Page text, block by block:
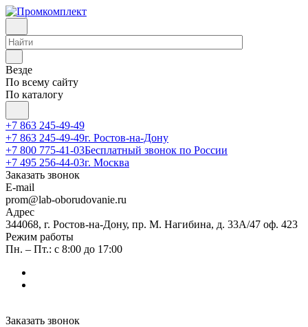
Везде
По всему сайту
По каталогу
+7 863 245-49-49
+7 863 245-49-49г. Ростов-на-Дону
+7 800 775-41-03Бесплатный звонок по России
+7 495 256-44-03г. Москва
Заказать звонок
E-mail
prom@lab-oborudovanie.ru
Адрес
344068, г. Ростов-на-Дону, пр. М. Нагибина, д. 33А/47 оф. 423
Режим работы
Пн. – Пт.: с 8:00 до 17:00
Заказать звонок